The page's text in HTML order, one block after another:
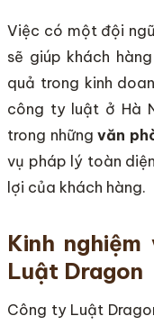
Việc có một đội
sẽ giúp khách
quả trong kinh
công ty luật ở Hà
trong nhữngvăn
vụ pháp lý toàn
lợi của khách hàng.
Kinh
Luật Dragon
Công ty Luật